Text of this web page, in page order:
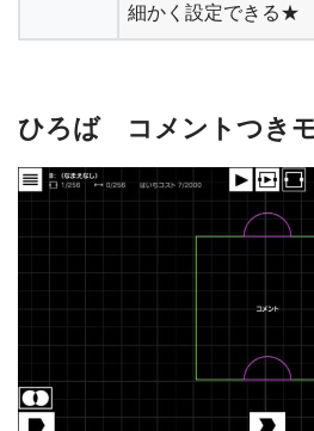
細かく設定できる★
ひろば コメントつき